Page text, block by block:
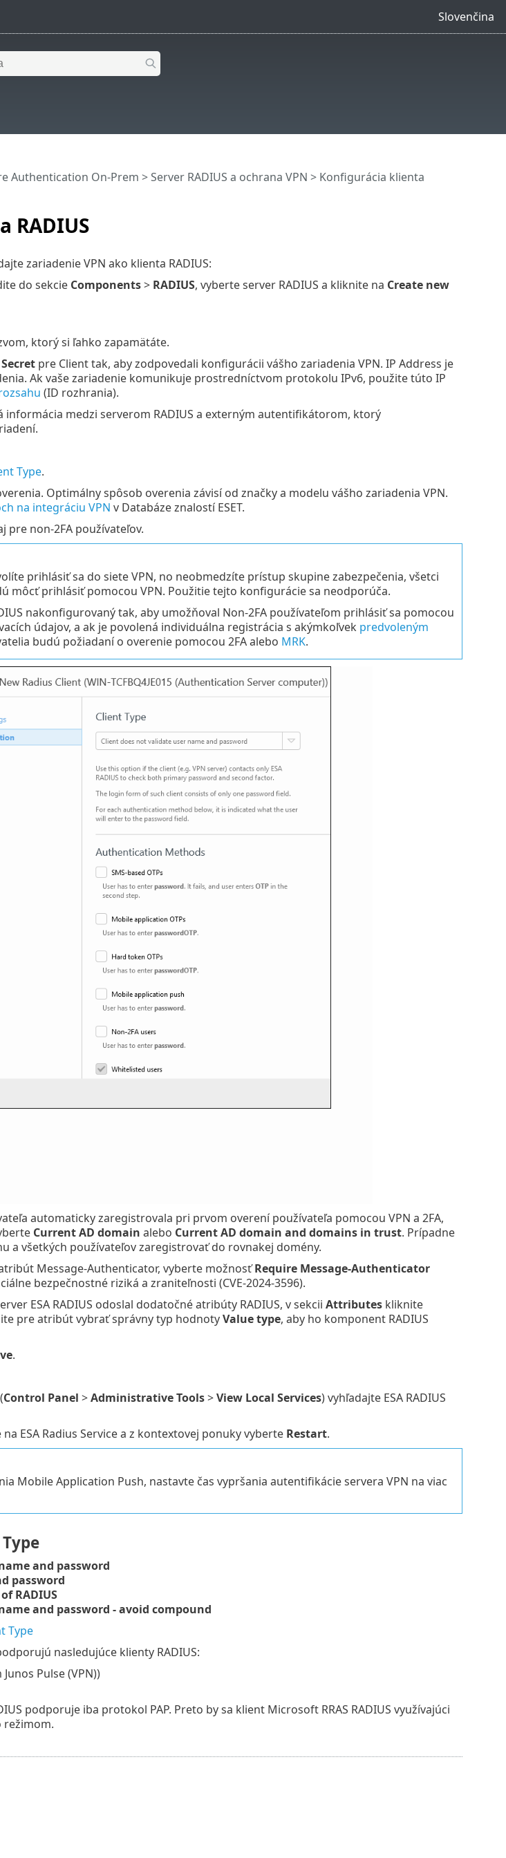
Slovenčina
RADIUS
Authentication On-Prem >Server RADIUS a ochrana VPN > Konfigurácia klienta
zariadenie VPN ako klienta RADIUS:
do sekcie Components> RADIUS, vyberte server RADIUS a kliknite na Create new
ktorý si ľahko zapamätáte.
pre Client tak, aby zodpovedali konfigurácii vášho zariadenia VPN. IP Address je
Ak vaše zariadenie komunikuje prostredníctvom protokolu IPv6, použite túto IP
(ID rozhrania).
informácia medzi serverom RADIUS a externým autentifikátorom, ktorý
Type.
Optimálny spôsob overenia závisí od značky a modelu vášho zariadenia VPN.
na integráciu VPN v Databáze znalostí ESET.
pre non-2FA používateľov.
prihlásiť sa do siete VPN, no neobmedzíte prístup skupine zabezpečenia, všetci
môcť prihlásiť pomocou VPN. Použitie tejto konfigurácie sa neodporúča.
nakonfigurovaný tak, aby umožňoval Non-2FA používateľom prihlásiť sa pomocou
údajov, a ak je povolená individuálna registrácia s akýmkoľvek predvoleným
budú požiadaní o overenie pomocou 2FA alebo MRK.
automaticky zaregistrovala pri prvom overení používateľa pomocou VPN a 2FA,
Current AD domain alebo Current AD domain and domains in trust. Prípadne
a všetkých používateľov zaregistrovať do rovnakej domény.
Message-Authenticator, vyberte možnosťRequire Message-Authenticator
bezpečnostné riziká a zraniteľnosti (CVE-2024-3596).
ESA RADIUS odoslal dodatočné atribúty RADIUS, v sekcii Attributeskliknite
pre atribút vybrať správny typ hodnotyValue type, aby ho komponent RADIUS
.
Control Panel >Administrative Tools>View Local Services) vyhľadajte ESA RADIUS
ESA Radius Service a z kontextovej ponuky vyberte Restart.
Mobile Application Push, nastavte čas vypršania autentifikácie servera VPN na viac
and password
password
RADIUS
and password - avoid compound
Type
nasledujúce klienty RADIUS:
Pulse (VPN))
podporuje iba protokol PAP. Preto by sa klient Microsoft RRAS RADIUS využívajúci
režimom.